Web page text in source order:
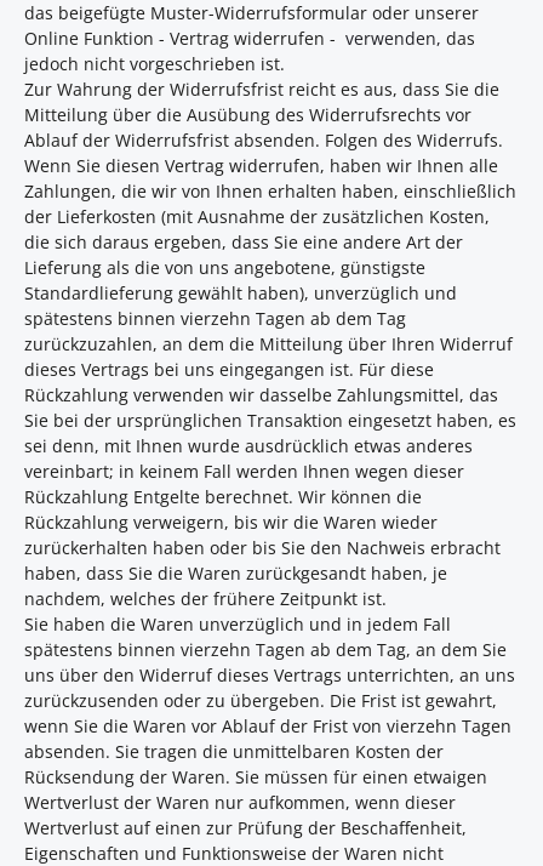
das beigefügte Muster-Widerrufsformular oder unserer
Online Funktion - Vertrag widerrufen - verwenden, das
jedoch nicht vorgeschrieben ist.
Zur Wahrung der Widerrufsfrist reicht es aus, dass Sie die
Mitteilung über die Ausübung des Widerrufsrechts vor
Ablauf der Widerrufsfrist absenden. Folgen des Widerrufs.
Wenn Sie diesen Vertrag widerrufen, haben wir Ihnen alle
Zahlungen, die wir von Ihnen erhalten haben, einschließlich
der Lieferkosten (mit Ausnahme der zusätzlichen Kosten,
die sich daraus ergeben, dass Sie eine andere Art der
Lieferung als die von uns angebotene, günstigste
Standardlieferung gewählt haben), unverzüglich und
spätestens binnen vierzehn Tagen ab dem Tag
zurückzuzahlen, an dem die Mitteilung über Ihren Widerruf
dieses Vertrags bei uns eingegangen ist. Für diese
Rückzahlung verwenden wir dasselbe Zahlungsmittel, das
Sie bei der ursprünglichen Transaktion eingesetzt haben, es
sei denn, mit Ihnen wurde ausdrücklich etwas anderes
vereinbart; in keinem Fall werden Ihnen wegen dieser
Rückzahlung Entgelte berechnet. Wir können die
Rückzahlung verweigern, bis wir die Waren wieder
zurückerhalten haben oder bis Sie den Nachweis erbracht
haben, dass Sie die Waren zurückgesandt haben, je
nachdem, welches der frühere Zeitpunkt ist.
Sie haben die Waren unverzüglich und in jedem Fall
spätestens binnen vierzehn Tagen ab dem Tag, an dem Sie
uns über den Widerruf dieses Vertrags unterrichten, an uns
zurückzusenden oder zu übergeben. Die Frist ist gewahrt,
wenn Sie die Waren vor Ablauf der Frist von vierzehn Tagen
absenden. Sie tragen die unmittelbaren Kosten der
Rücksendung der Waren. Sie müssen für einen etwaigen
Wertverlust der Waren nur aufkommen, wenn dieser
Wertverlust auf einen zur Prüfung der Beschaffenheit,
Eigenschaften und Funktionsweise der Waren nicht